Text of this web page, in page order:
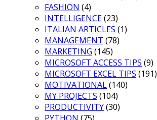
FASHION (4)
INTELLIGENCE(23)
ITALIAN ARTICLES (1)
MANAGEMENT (78)
MARKETING (145)
MICROSOFT ACCESS TIPS (9)
MICROSOFT EXCEL TIPS (191)
MOTIVATIONAL(140)
MY PROJECTS (104)
PRODUCTIVITY(30)